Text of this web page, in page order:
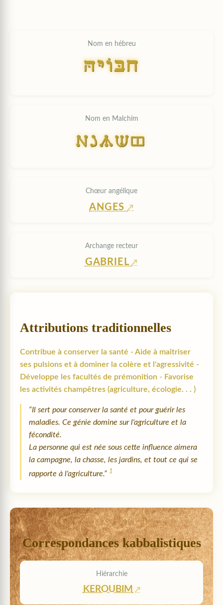
Nom en hébreu
HYOBx
Nom en Malchim
HYUBC
Chœur angélique
ANGES
Archange recteur
GABRIEL
Attributions traditionnelles
Contribue à conserver la santé - Aide à maîtriser
ses pulsions et à dominer la colère et l'agressivité -
Développe les facultés de prémonition - Favorise
les activités champêtres (agriculture, écologie. . . )
“Il sert pour conserver la santé et pour guérir les
maladies. Ce génie domine sur l'agriculture et la
fécondité.
La personne qui est née sous cette influence aimera
la campagne, la chasse, les jardins, et tout ce qui se
rapporte à l'agriculture.” 1
Correspondances kabbalistiques
Hiérarchie
KEROUBIM